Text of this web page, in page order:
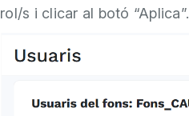
rol/s i clicar al botó “Aplica”.